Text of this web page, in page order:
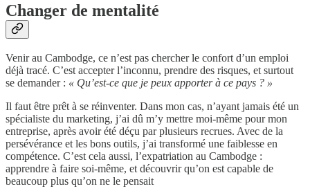
Changer de mentalité
Venir au Cambodge, ce n’est pas chercher le confort d’un emploi
déjà tracé. C’est accepter l’inconnu, prendre des risques, et surtout
se demander : « Qu’est-ce que je peux apporter à ce pays ? »
Il faut être prêt à se réinventer. Dans mon cas, n’ayant jamais été un
spécialiste du marketing, j’ai dû m’y mettre moi-même pour mon
entreprise, après avoir été déçu par plusieurs recrues. Avec de la
persévérance et les bons outils, j’ai transformé une faiblesse en
compétence. C’est cela aussi, l’expatriation au Cambodge :
apprendre à faire soi-même, et découvrir qu’on est capable de
beaucoup plus qu’on ne le pensait